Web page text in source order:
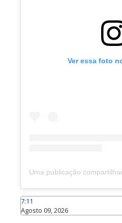
Ver essa foto
7:11
Agosto 09, 2026